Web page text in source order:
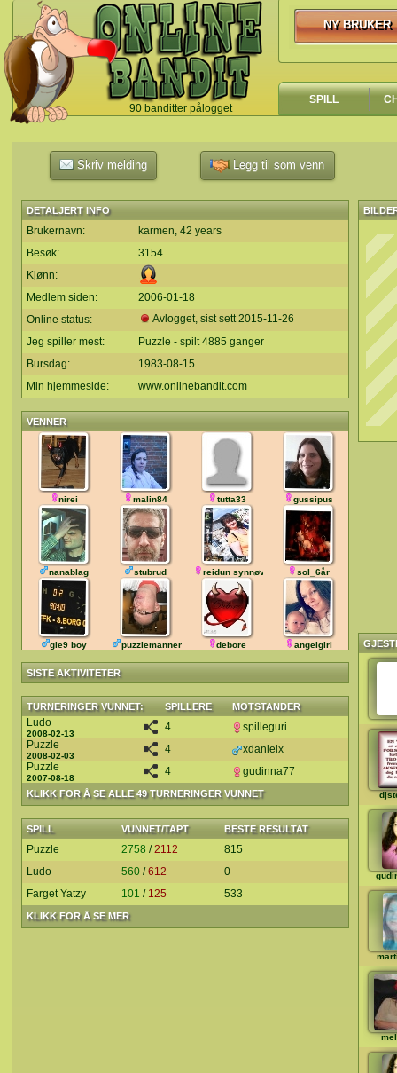
90 banditter pålogget
`
NY BRUKER
NY BRUKER
SPILL
Skriv melding Legg til som venn
DETALJERT INFO
Brukernavn:
karmen, 42 years
Besøk:
3154
Kjønn:
Medlem siden:
2006-01-18
Online status:
Avlogget, sist sett2015-11-26
Jeg spiller mest:
Puzzle - spilt 4885 ganger
Bursdag:
1983-08-15
Min hjemmeside:
www.onlinebandit.com
VENNER
nirei malin84 tutta33 gussipus
nanablag stubrud reidun synnøve sol_6år
gle9 boy puzzlemannen debore angelgirl
SISTE AKTIVITETER
TURNERINGER VUNNET: SPILLERE MOTSTANDER
KLIKK FOR Å SE ALLE 49 TURNERINGER VUNNET
Ludo
2008-02-13
4
spilleguri
Puzzle
2008-02-03
4
xdanielx
Puzzle
2007-08-18
4 gudinna77
SPILL VUNNET/TAPT BESTE RESULTAT
KLIKK FOR Å SE MER
Puzzle 2758 /2112
815
Ludo
560 /612
0
Farget Yatzy
101 / 125 533